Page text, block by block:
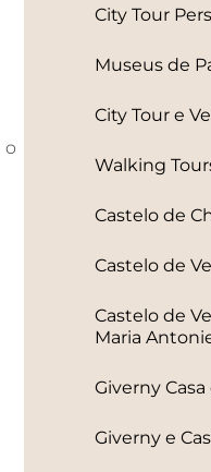
o
City Tour
Museus de
City Tour e
Walking
Castelo de
Castelo de
Castelo de
Maria
Giverny
Giverny e